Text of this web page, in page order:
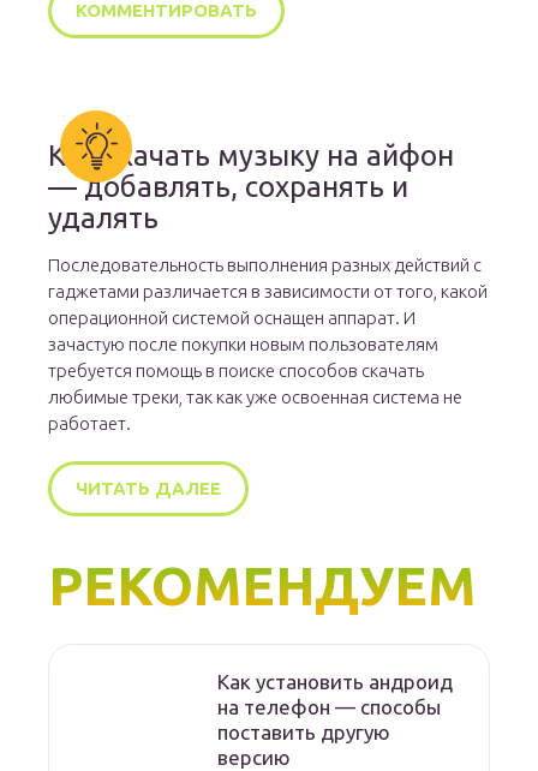
Как скачать музыку на айфон
— добавлять, сохранять и
удалять
Последовательность выполнения разных действий с
гаджетами различается в зависимости от того, какой
операционной системой оснащен аппарат. И
зачастую после покупки новым пользователям
требуется помощь в поиске способов скачать
любимые треки, так как уже освоенная система не
работает.
ЧИТАТЬ ДАЛЕЕ
РЕКОМЕНДУЕМ
Как установить андроид
на телефон — способы
поставить другую
версию